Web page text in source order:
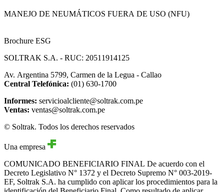
MANEJO DE NEUMÁTICOS FUERA DE USO (NFU)
Brochure ESG
SOLTRAK S.A. - RUC: 20511914125
Av. Argentina 5799, Carmen de la Legua - Callao
Central Telefónica: (01) 630-1700
Informes: servicioalcliente@soltrak.com.pe
Ventas: ventas@soltrak.com.pe
© Soltrak. Todos los derechos reservados
Una empresa
COMUNICADO BENEFICIARIO FINAL
Decreto Legislativo N° 1372 y el Decreto Supremo N° 003-2019-
EF, Soltrak S.A. ha cumplido con aplicar los procedimientos para la